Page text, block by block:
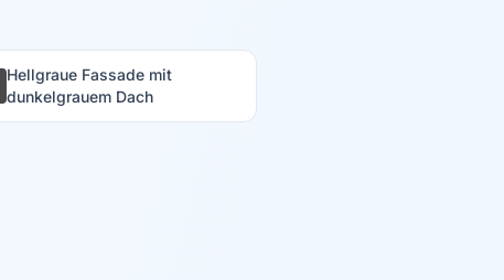
Hellgraue Fassade mit
dunkelgrauem Dach